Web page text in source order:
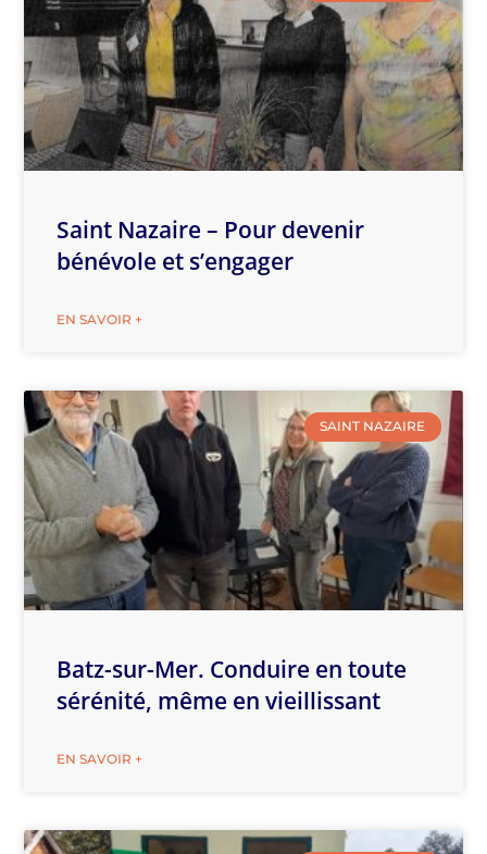
Saint Nazaire – Pour devenir
bénévole et s’engager
EN SAVOIR +
SAINT NAZAIRE
Batz-sur-Mer. Conduire en toute
sérénité, même en vieillissant
EN SAVOIR +